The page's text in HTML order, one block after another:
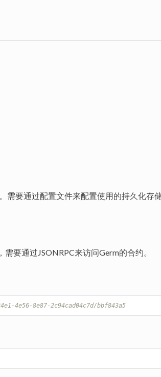
要通过配置文件来配置使用的持久化存储
要通过JSONRPC来访问Germ的合约。
4e56-8e87-2c94cad04c7d/bbf843a5